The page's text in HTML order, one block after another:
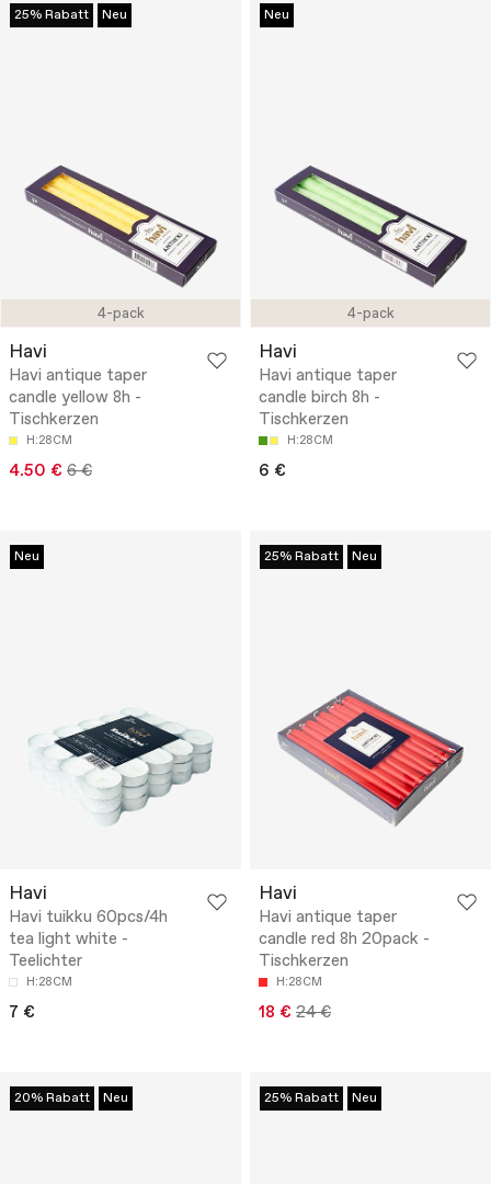
4-pack
25% Rabatt Neu
Havi
Havi antique taper
candle yellow 8h -
Tischkerzen
H:28CM
4.50 € 6 €
4-pack
Neu
Havi
Havi antique taper
candle birch 8h -
Tischkerzen
H:28CM
6 €
Neu
Havi
Havi tuikku 60pcs/4h
tea light white -
Teelichter
H:28CM
7 €
25% Rabatt Neu
Havi
Havi antique taper
candle red 8h 20pack -
Tischkerzen
H:28CM
18 € 24 €
20% Rabatt Neu 25% Rabatt Neu